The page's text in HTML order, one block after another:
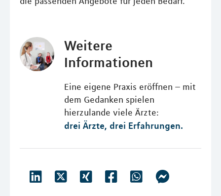
Weitere
Informationen
Eine eigene Praxis eröffnen – mit
dem Gedanken spielen
hierzulande viele Ärzte:
drei Ärzte, drei Erfahrungen.